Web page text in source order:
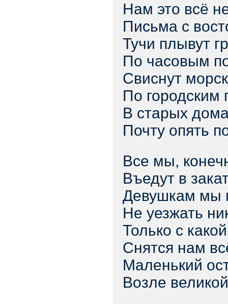
Нам это всё
Письма с
Тучи плывут
По часовым
Свиснут
По
В старых
Почту опять
Все мы,
Въедут в
Девушкам мы
Не уезжать
Только с
Снятся нам
Маленький
Возле